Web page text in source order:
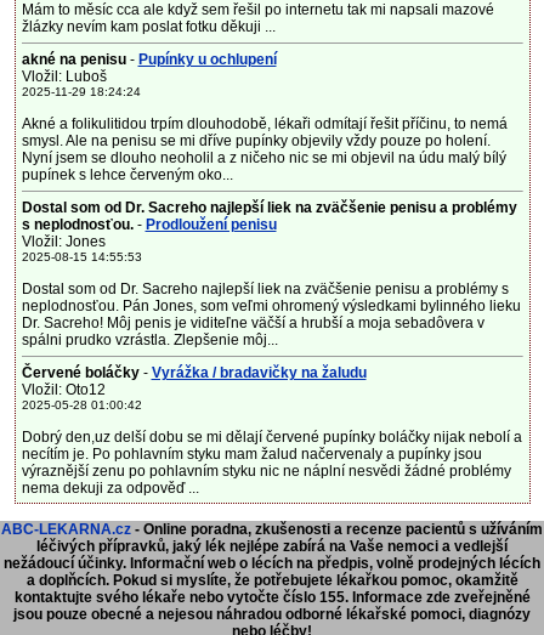
Mám to měsíc cca ale když sem řešil po internetu tak mi napsali mazové
žlázky nevím kam poslat fotku děkuji ...
akné na penisu- Pupínky u ochlupení
Vložil: Luboš
2025-11-29 18:24:24
Akné a folikulitidou trpím dlouhodobě, lékaři odmítají řešit příčinu, to nemá
smysl. Ale na penisu se mi dříve pupínky objevily vždy pouze po holení.
Nyní jsem se dlouho neoholil a z ničeho nic se mi objevil na údu malý bílý
pupínek s lehce červeným oko...
Dostal som od Dr. Sacreho najlepší liek na zväčšenie penisu a problémy
s neplodnosťou.- Prodloužení penisu
Vložil: Jones
2025-08-15 14:55:53
Dostal som od Dr. Sacreho najlepší liek na zväčšenie penisu a problémy s
neplodnosťou. Pán Jones, som veľmi ohromený výsledkami bylinného lieku
Dr. Sacreho! Môj penis je viditeľne väčší a hrubší a moja sebadôvera v
spálni prudko vzrástla. Zlepšenie môj...
Červené boláčky - Vyrážka / bradavičky na žaludu
Vložil: Oto12
2025-05-28 01:00:42
Dobrý den,uz delší dobu se mi dělají červené pupínky boláčky nijak nebolí a
necítím je. Po pohlavním styku mam žalud načervenaly a pupínky jsou
výraznější zenu po pohlavním styku nic ne náplní nesvědi žádné problémy
nema dekuji za odpověď ...
ABC-LEKARNA.cz - Online poradna, zkušenosti a recenze pacientů s užíváním
léčivých přípravků, jaký lék nejlépe zabírá na Vaše nemoci a vedlejší
nežádoucí účinky. Informační web o lécích na předpis, volně prodejných lécích
a doplňcích. Pokud si myslíte, že potřebujete lékařkou pomoc, okamžitě
kontaktujte svého lékaře nebo vytočte číslo 155. Informace zde zveřejněné
jsou pouze obecné a nejesou náhradou odborné lékařské pomoci, diagnózy
nebo léčby!